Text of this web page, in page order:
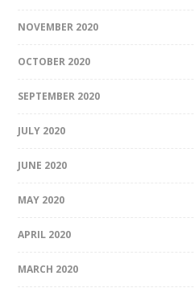
NOVEMBER 2020
OCTOBER 2020
SEPTEMBER 2020
JULY 2020
JUNE 2020
MAY 2020
APRIL 2020
MARCH 2020